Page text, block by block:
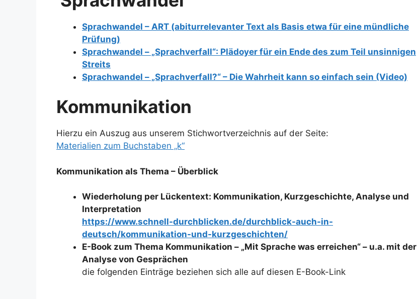
Sprachwandel – ART (abiturrelevanter Text als Basis etwa für eine mündliche
Prüfung)
Sprachwandel – „Sprachverfall“: Plädoyer für ein Ende des zum Teil unsinnigen
Streits
Sprachwandel – „Sprachverfall?“ – Die Wahrheit kann so einfach sein (Video)
Kommunikation
Hierzu ein Auszug aus unserem Stichwortverzeichnis auf der Seite:
Materialien zum Buchstaben „k“
Kommunikation als Thema – Überblick
Wiederholung per Lückentext: Kommunikation, Kurzgeschichte, Analyse und
Interpretation
https://www.schnell-durchblicken.de/durchblick-auch-in-
deutsch/kommunikation-und-kurzgeschichten/
E-Book zum Thema Kommunikation – „Mit Sprache was erreichen“ – u.a. mit der
Analyse von Gesprächen
die folgenden Einträge beziehen sich alle auf diesen E-Book-Link